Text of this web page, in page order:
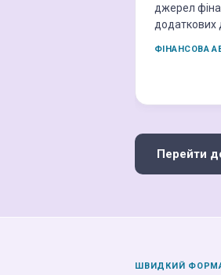
джерел
додаткових
ФІНАНСОВА
Перейти
ШВИДКИЙ